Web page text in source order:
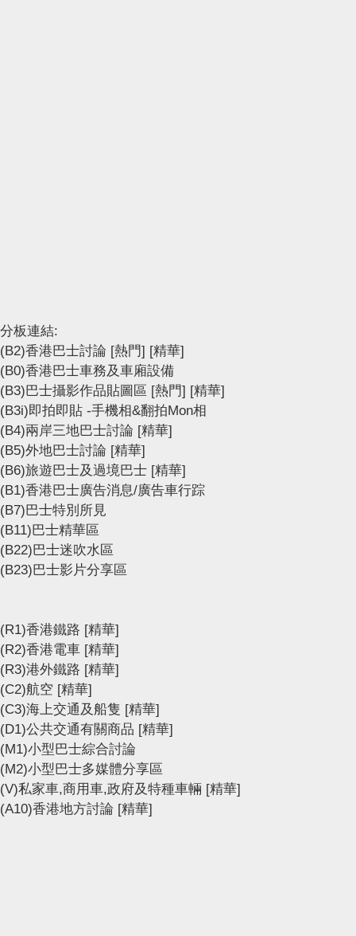
分板連結:
(B2)香港巴士討論 [熱門] [精華]
(B0)香港巴士車務及車廂設備
(B3)巴士攝影作品貼圖區 [熱門] [精華]
(B3i)即拍即貼 -手機相&翻拍Mon相
(B4)兩岸三地巴士討論 [精華]
(B5)外地巴士討論 [精華]
(B6)旅遊巴士及過境巴士 [精華]
(B1)香港巴士廣告消息/廣告車行踪
(B7)巴士特別所見
(B11)巴士精華區
(B22)巴士迷吹水區
(B23)巴士影片分享區
(R1)香港鐵路 [精華]
(R2)香港電車 [精華]
(R3)港外鐵路 [精華]
(C2)航空 [精華]
(C3)海上交通及船隻 [精華]
(D1)公共交通有關商品 [精華]
(M1)小型巴士綜合討論
(M2)小型巴士多媒體分享區
(V)私家車,商用車,政府及特種車輛 [精華]
(A10)香港地方討論 [精華]